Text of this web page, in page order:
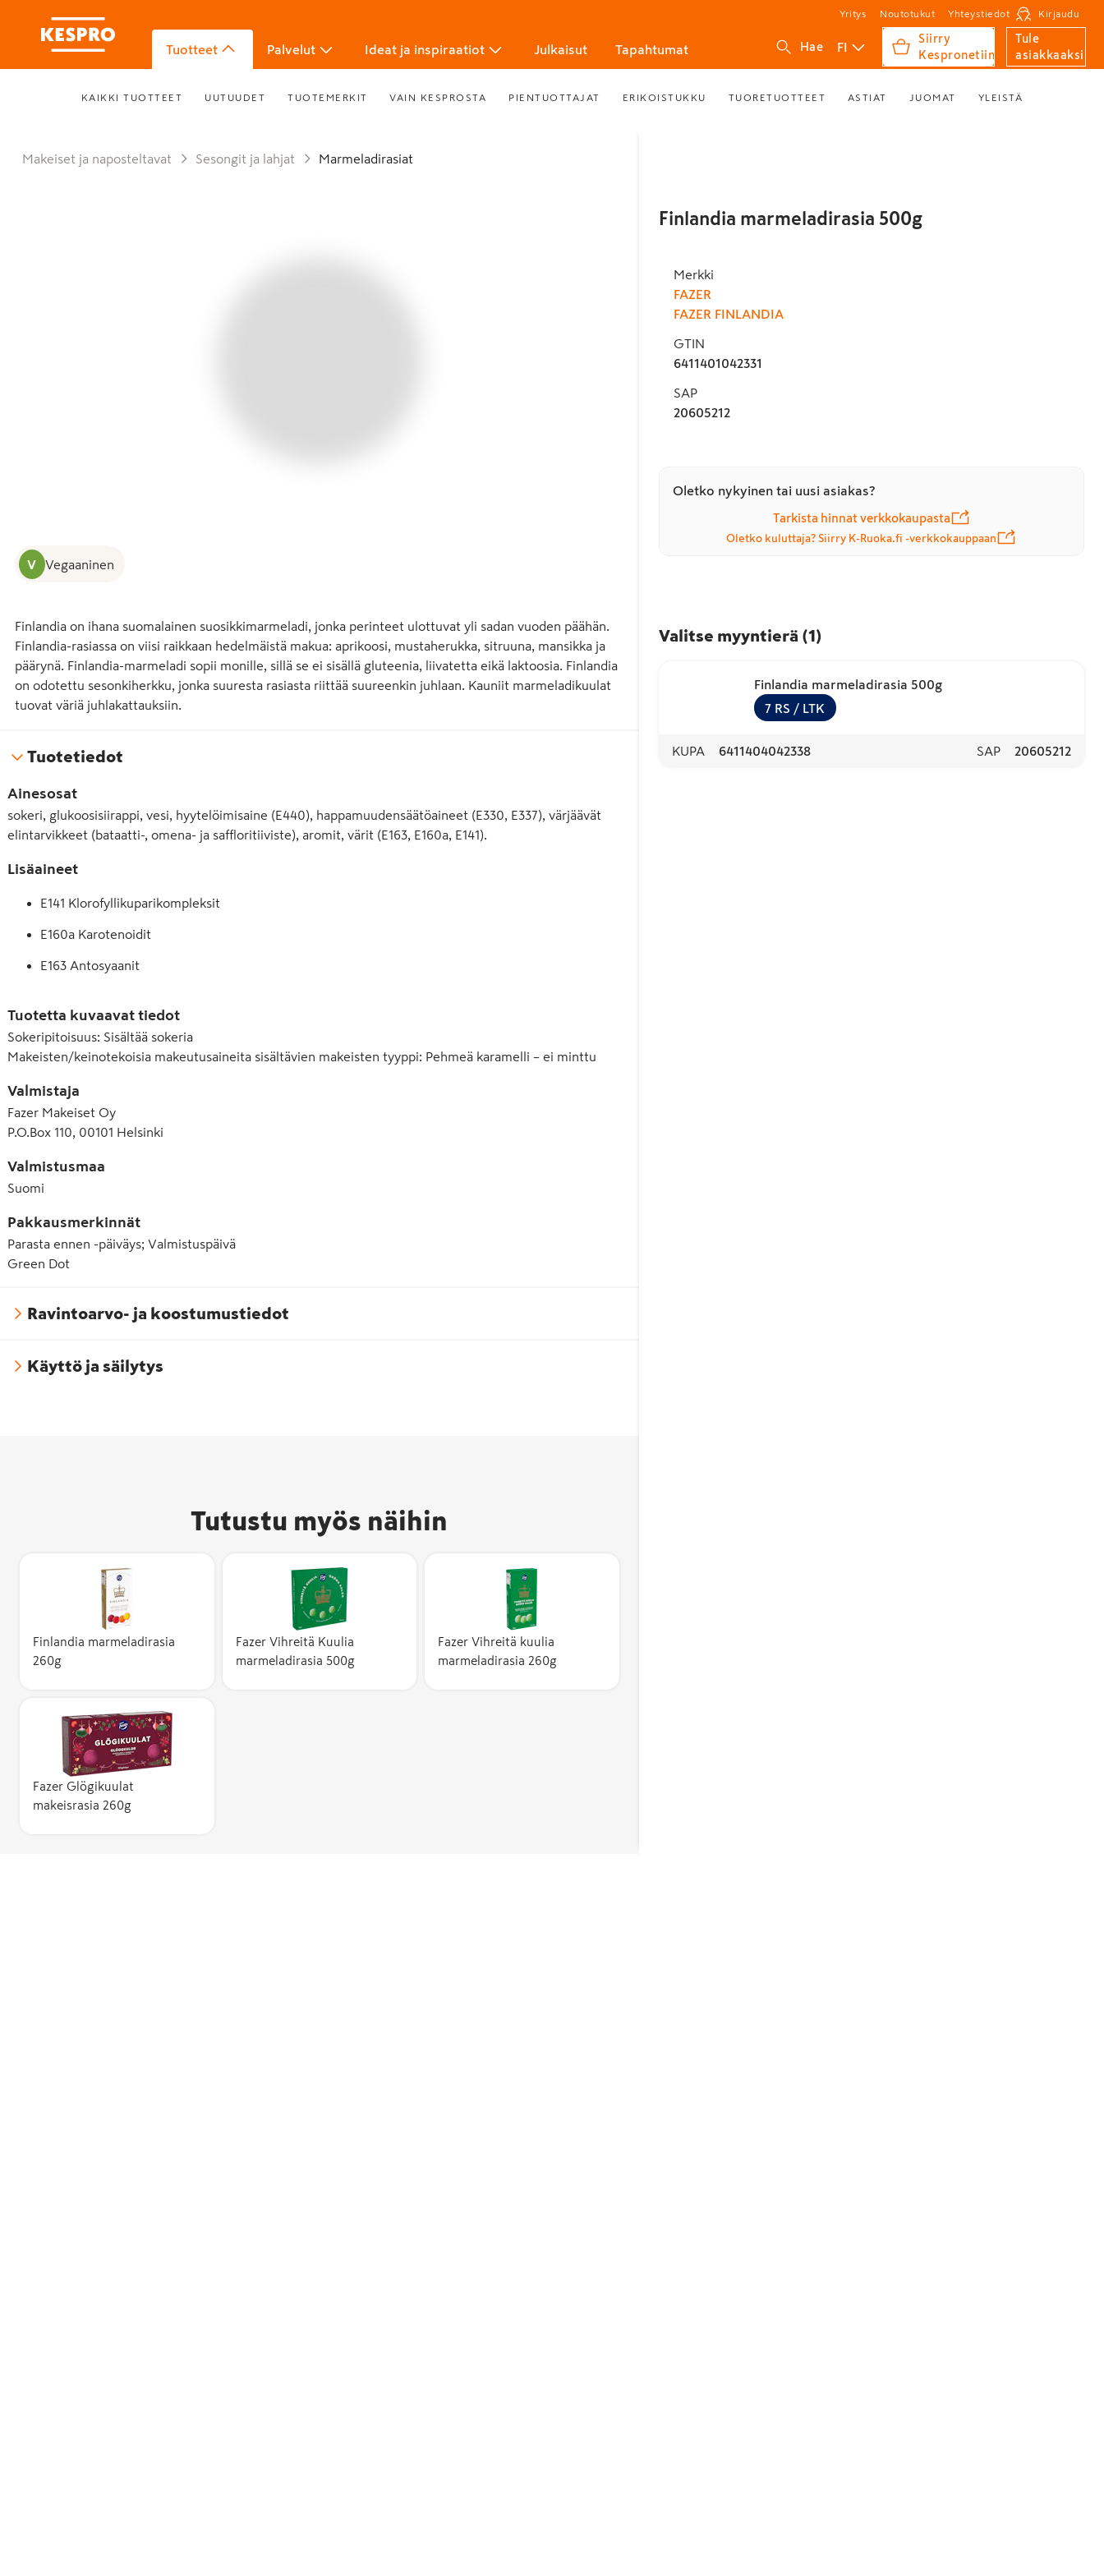
Yritys Noutotukut Yhteystiedot Kirjaudu
Tuotteet Palvelut Ideat ja inspiraatiot Julkaisut Tapahtumat Hae FI
Siirry
Kespronetiin
Tule
asiakkaaksi
KAIKKI TUOTTEET UUTUUDET TUOTEMERKIT VAIN KESPROSTA PIENTUOTTAJAT ERIKOISTUKKU TUORETUOTTEET ASTIAT JUOMAT YLEISTÄ
Makeiset ja naposteltavat Sesongit ja lahjat Marmeladirasiat
V Vegaaninen
Finlandia on ihana suomalainen suosikkimarmeladi, jonka perinteet ulottuvat yli sadan vuoden päähän.
Finlandia-rasiassa on viisi raikkaan hedelmäistä makua: aprikoosi, mustaherukka, sitruuna, mansikka ja
päärynä. Finlandia-marmeladi sopii monille, sillä se ei sisällä gluteenia, liivatetta eikä laktoosia. Finlandia
on odotettu sesonkiherkku, jonka suuresta rasiasta riittää suureenkin juhlaan. Kauniit marmeladikuulat
tuovat väriä juhlakattauksiin.
Tuotetiedot
Ainesosat
sokeri, glukoosisiirappi, vesi, hyytelöimisaine (E440), happamuudensäätöaineet (E330, E337), värjäävät
elintarvikkeet (bataatti-, omena- ja saffloritiiviste), aromit, värit (E163, E160a, E141).
Lisäaineet
E141 Klorofyllikuparikompleksit
E160a Karotenoidit
E163 Antosyaanit
E440 Pektiini
Tuotetta kuvaavat tiedot
Sokeripitoisuus: Sisältää sokeria
Makeisten/keinotekoisia makeutusaineita sisältävien makeisten tyyppi: Pehmeä karamelli – ei minttu
Valmistaja
Fazer Makeiset Oy
P.O.Box 110, 00101 Helsinki
Valmistusmaa
Suomi
Pakkausmerkinnät
Parasta ennen -päiväys; Valmistuspäivä
Green Dot
Ravintoarvo- ja koostumustiedot
Käyttö ja säilytys
Tutustu myös näihin
Finlandia marmeladirasia
260g
Fazer Vihreitä Kuulia
marmeladirasia 500g
Fazer Vihreitä kuulia
marmeladirasia 260g
Fazer Glögikuulat
makeisrasia 260g
Finlandia marmeladirasia 500g
Merkki
FAZER
FAZER FINLANDIA
GTIN
6411401042331
SAP
20605212
Oletko nykyinen tai uusi asiakas?
Tarkista hinnat verkkokaupasta
Oletko kuluttaja? Siirry K-Ruoka.fi -verkkokauppaan
Valitse myyntierä (1 )
Finlandia marmeladirasia 500g
7 RS / LTK
KUPA 6411404042338 SAP 20605212